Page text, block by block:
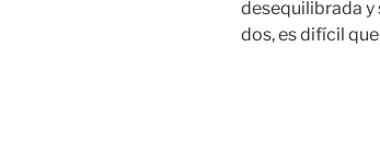
desequilibrada y
dos, es difícil